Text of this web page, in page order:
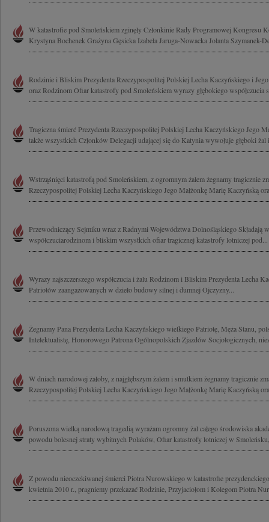
W katastrofie pod Smoleńskiem zginęły Członkinie Rady Programowej Kongresu
Krystyna Bochenek Grażyna Gęsicka Izabela Jaruga-Nowacka Jolanta Szymanek-
Rodzinie i Bliskim Prezydenta Rzeczypospolitej Polskiej Lecha Kaczyńskiego i
oraz Rodzinom Ofiar katastrofy pod Smoleńskiem wyrazy głębokiego współczucia
Tragiczna śmierć Prezydenta Rzeczypospolitej Polskiej Lecha Kaczyńskiego Jego
także wszystkich Członków Delegacji udającej się do Katynia wywołuje głęboki żal
Wstrząśnięci katastrofą pod Smoleńskiem, z ogromnym żalem żegnamy tragicznie
Rzeczypospolitej Polskiej Lecha Kaczyńskiego Jego Małżonkę Marię Kaczyńską
Przewodniczący Sejmiku wraz z Radnymi Województwa Dolnośląskiego Składają
współczuciarodzinom i bliskim wszystkich ofiar tragicznej katastrofy lotniczej pod...
Wyrazy najszczerszego współczucia i żalu Rodzinom i Bliskim Prezydenta Lecha
Patriotów zaangażowanych w dzieło budowy silnej i dumnej Ojczyzny...
Żegnamy Pana Prezydenta Lecha Kaczyńskiego wielkiego Patriotę, Męża Stanu,
Intelektualistę, Honorowego Patrona Ogólnopolskich Zjazdów Socjologicznych,
W dniach narodowej żałoby, z najgłębszym żalem i smutkiem żegnamy tragicznie
Rzeczypospolitej Polskiej Lecha Kaczyńskiego Jego Małżonkę Marię Kaczyńską
Poruszona wielką narodową tragedią wyrażam ogromny żal całego środowiska
powodu bolesnej straty wybitnych Polaków, Ofiar katastrofy lotniczej w
Z powodu nieoczekiwanej śmierci Piotra Nurowskiego w katastrofie
kwietnia 2010 r., pragniemy przekazać Rodzinie, Przyjaciołom i Kolegom Piotra